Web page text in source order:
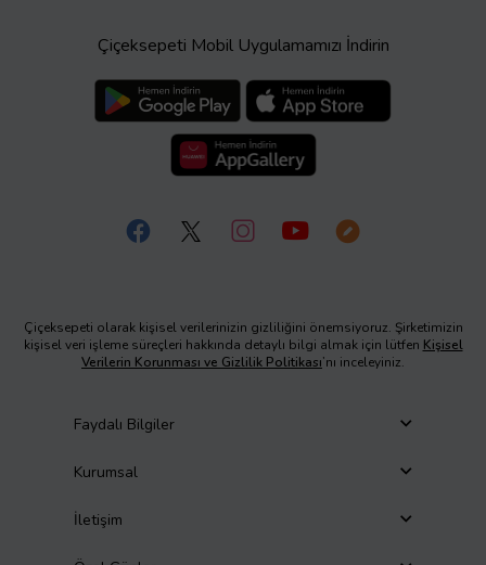
Çiçeksepeti Mobil Uygulamamızı İndirin
Çiçeksepeti olarak kişisel verilerinizin gizliliğini önemsiyoruz. Şirketimizin
kişisel veri işleme süreçleri hakkında detaylı bilgi almak için lütfen Kişisel
Verilerin Korunması ve Gizlilik Politikası’nı inceleyiniz.
Faydalı Bilgiler
Kurumsal
İletişim